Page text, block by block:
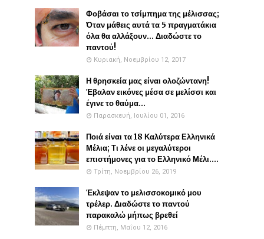
Φοβάσαι το τσίμπημα της μέλισσας;
Όταν μάθεις αυτά τα 5 πραγματάκια
όλα θα αλλάξουν... Διαδώστε το
παντού!
Κυριακή, Νοεμβρίου 12, 2017
Η θρησκεία μας είναι ολοζώντανη!
Έβαλαν εικόνες μέσα σε μελίσσι και
έγινε το θαύμα...
Παρασκευή, Ιουλίου 01, 2016
Ποιά είναι τα 18 Καλύτερα Ελληνικά
Μέλια; Τι λένε οι μεγαλύτεροι
επιστήμονες για το Ελληνικό Μέλι....
Τρίτη, Νοεμβρίου 26, 2019
Έκλεψαν το μελισσοκομικό μου
τρέλερ. Διαδώστε το παντού
παρακαλώ μήπως βρεθεί
Πέμπτη, Μαΐου 12, 2016